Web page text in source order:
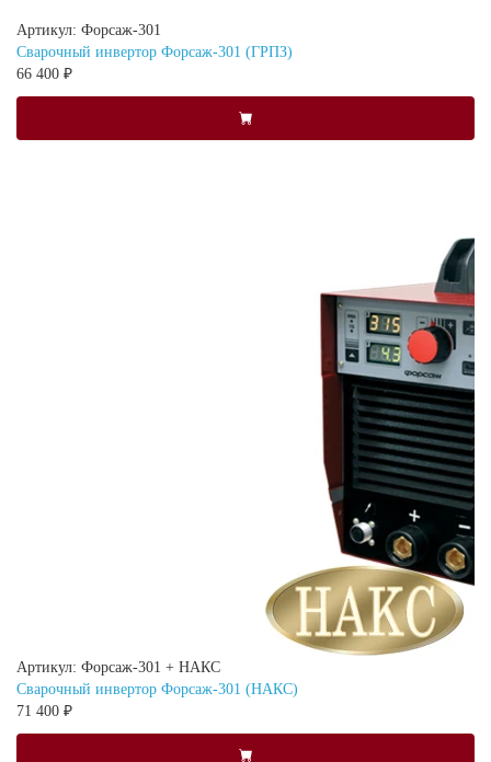
Артикул: Форсаж-301
Сварочный инвертор Форсаж-301 (ГРПЗ)
66 400 ₽
Артикул: Форсаж-301 + НАКС
Сварочный инвертор Форсаж-301 (НАКС)
71 400 ₽